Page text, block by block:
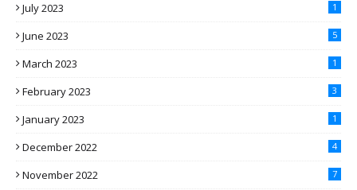
July 2023 1
June 2023 5
March 2023 1
February 2023 3
January 2023 1
December 2022 4
November 2022 7